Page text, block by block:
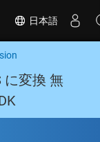
日本語
に変換 無